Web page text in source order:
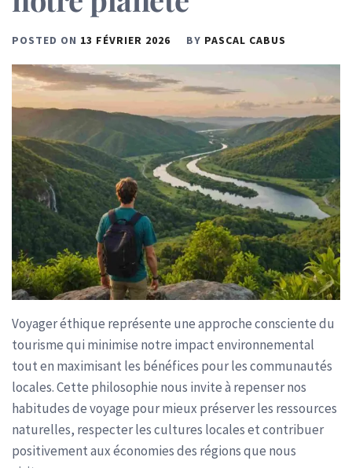
POSTED ON 13 FÉVRIER 2026 BY PASCAL CABUS
Voyager éthique représente une approche consciente du
tourisme qui minimise notre impact environnemental
tout en maximisant les bénéfices pour les communautés
locales. Cette philosophie nous invite à repenser nos
habitudes de voyage pour mieux préserver les ressources
naturelles, respecter les cultures locales et contribuer
positivement aux économies des régions que nous